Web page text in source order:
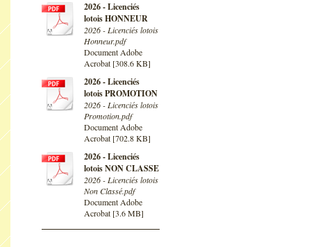
2026 - Licenciés
lotois HONNEUR
2026 - Licenciés lotois
Honneur.pdf
Document Adobe
Acrobat [308.6 KB]
2026 - Licenciés
lotois PROMOTION
2026 - Licenciés lotois
Promotion.pdf
Document Adobe
Acrobat [702.8 KB]
2026 - Licenciés
lotois NON CLASSE
2026 - Licenciés lotois
Non Classé.pdf
Document Adobe
Acrobat [3.6 MB]